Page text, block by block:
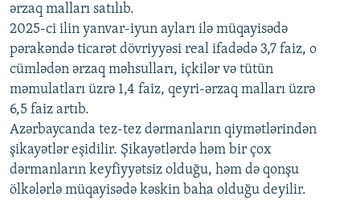
ərzaq malları satılıb.
2025-ci ilin yanvar-iyun ayları ilə müqayisədə
pərakəndə ticarət dövriyyəsi real ifadədə 3,7 faiz, o
cümlədən ərzaq məhsulları, içkilər və tütün
məmulatları üzrə 1,4 faiz, qeyri-ərzaq malları üzrə
6,5 faiz artıb.
Azərbaycanda tez-tez dərmanların qiymətlərindən
şikayətlər eşidilir. Şikayətlərdə həm bir çox
dərmanların keyfiyyətsiz olduğu, həm də qonşu
ölkələrlə müqayisədə kəskin baha olduğu deyilir.